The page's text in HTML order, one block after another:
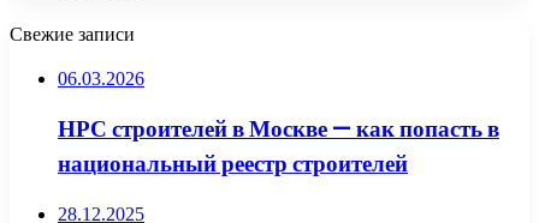
Свежие записи
06.03.2026
НРС строителей в Москве — как попасть в
национальный реестр строителей
28.12.2025